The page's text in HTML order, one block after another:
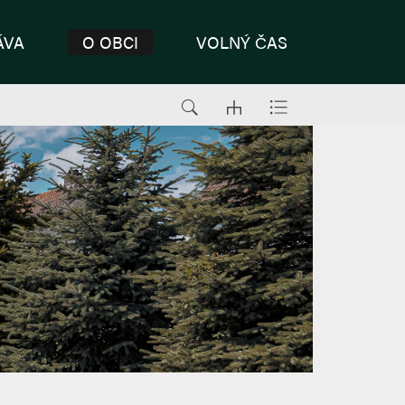
O OBCI VOLNÝ ČAS